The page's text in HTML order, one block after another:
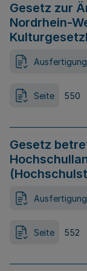
Gesetz zur
Nordrhein-
Seite 550
Gesetz
Seite 552